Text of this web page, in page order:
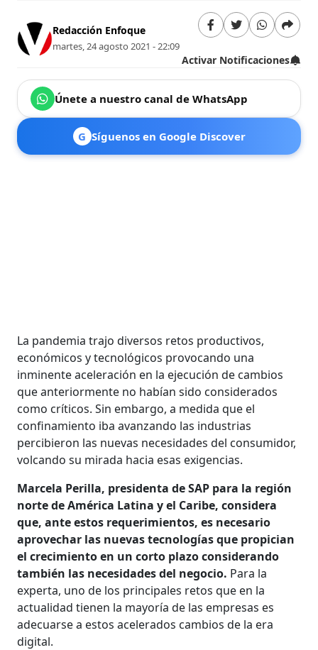
Redacción Enfoque
martes, 24 agosto 2021 - 22:09
Activar Notificaciones
Únete a nuestro canal de WhatsApp
G Síguenos en Google Discover
La pandemia trajo diversos retos productivos,
económicos y tecnológicos provocando una
inminente aceleración en la ejecución de cambios
que anteriormente no habían sido considerados
como críticos. Sin embargo, a medida que el
confinamiento iba avanzando las industrias
percibieron las nuevas necesidades del consumidor,
volcando su mirada hacia esas exigencias.
Marcela Perilla, presidenta de SAP para la región
norte de América Latina y el Caribe, considera
que, ante estos requerimientos, es necesario
aprovechar las nuevas tecnologías que propician
el crecimiento en un corto plazo considerando
también las necesidades del negocio. Para la
experta, uno de los principales retos que en la
actualidad tienen la mayoría de las empresas es
adecuarse a estos acelerados cambios de la era
digital.